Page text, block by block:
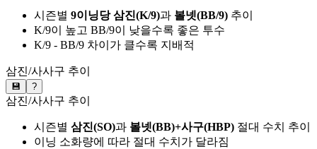
시즌별 9이닝당 삼진(K/9)과 볼넷(BB/9) 추이
K/9이 높고 BB/9이 낮을수록 좋은 투수
K/9 - BB/9 차이가 클수록 지배적
삼진/사사구 추이
💾 ?
삼진/사사구 추이
시즌별 삼진(SO)과 볼넷(BB)+사구(HBP) 절대 수치 추이
이닝 소화량에 따라 절대 수치가 달라짐